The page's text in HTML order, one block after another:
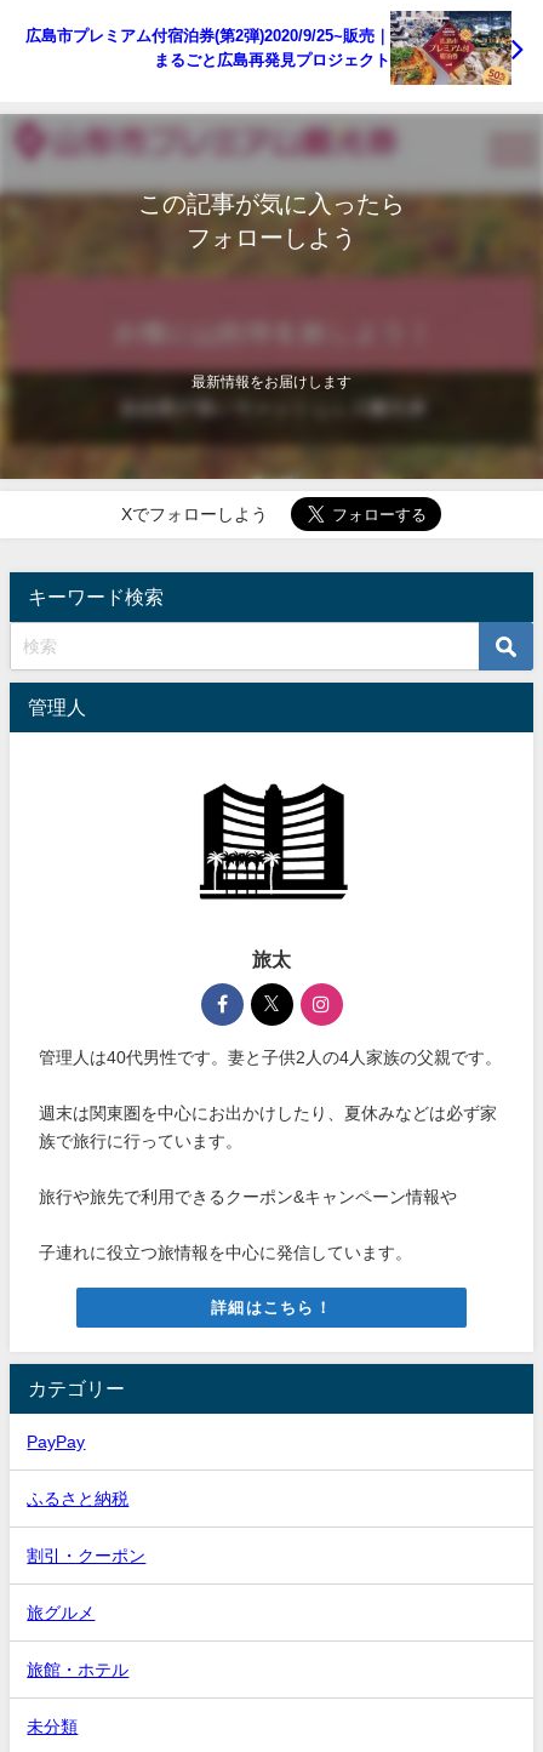
広島市プレミアム付宿泊券(第2弾)2020/9/25~販売｜
まるごと広島再発見プロジェクト
この記事が気に入ったら
フォローしよう
最新情報をお届けします
Xでフォローしよう
キーワード検索
管理人
旅太
管理人は40代男性です。妻と子供2人の4人家族の父親です。
週末は関東圏を中心にお出かけしたり、夏休みなどは必ず家
族で旅行に行っています。
旅行や旅先で利用できるクーポン&キャンペーン情報や
子連れに役立つ旅情報を中心に発信しています。
詳細はこちら！
カテゴリー
PayPay
ふるさと納税
割引・クーポン
旅グルメ
旅館・ホテル
未分類